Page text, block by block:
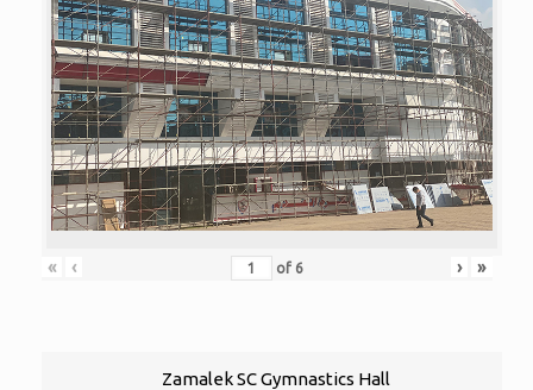
« ‹ of 6 › »
Zamalek SC Gymnastics Hall